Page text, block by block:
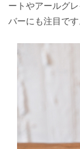
ートやアールグ
バーにも注目です